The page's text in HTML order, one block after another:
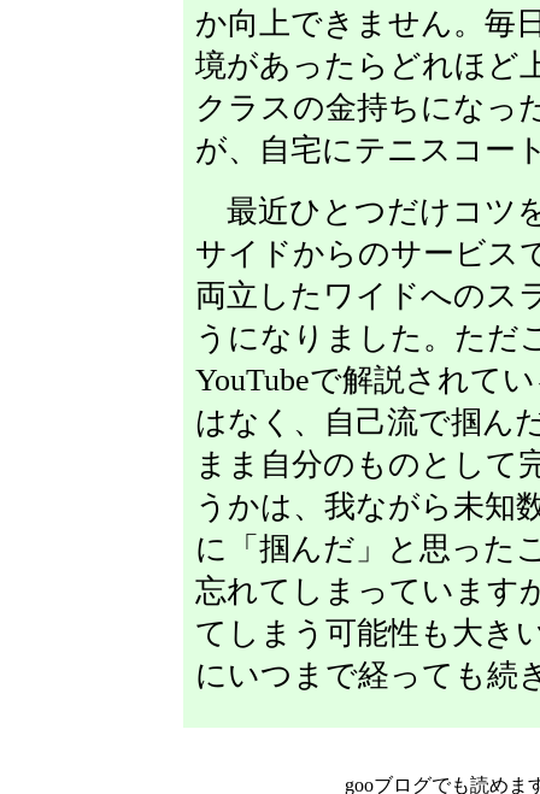
か向上できません。毎
境があったらどれほど
クラスの金持ちになっ
が、自宅にテニスコー
最近ひとつだけコツ
サイドからのサービス
両立したワイドへのス
うになりました。ただ
YouTubeで解説されて
はなく、自己流で掴ん
まま自分のものとして
うかは、我ながら未知
に「掴んだ」と思った
忘れてしまっています
てしまう可能性も大き
にいつまで経っても続
gooブログでも読めま